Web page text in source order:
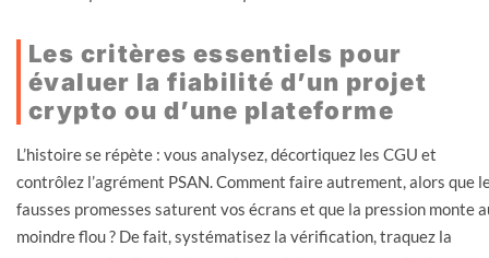
Les critères essentiels pour
évaluer la fiabilité d’un projet
crypto ou d’une plateforme
L’histoire se répète : vous analysez, décortiquez les CGU et
contrôlez l’agrément PSAN. Comment faire autrement, alors que
fausses promesses saturent vos écrans et que la pression monte
moindre flou ? De fait, systématisez la vérification, traquez la